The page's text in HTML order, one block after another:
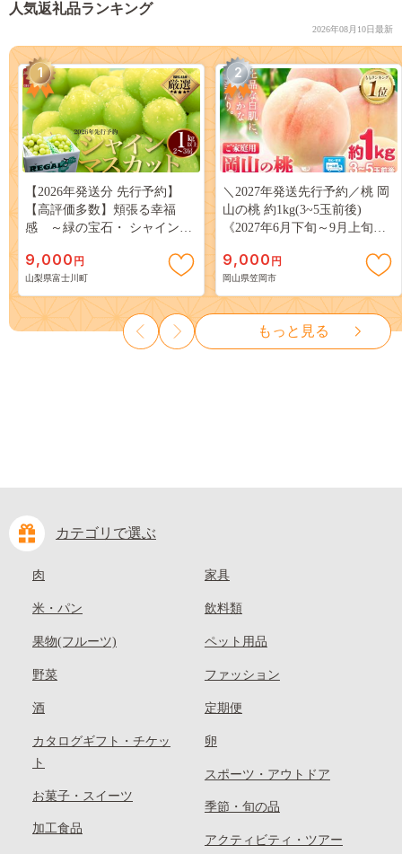
人気返礼品ランキング
2026年08月10日最新
1
【2026年発送分 先行予約】
【高評価多数】頬張る幸福
感 ～緑の宝石・ シャインマ
３房） フルーツ 山梨県産 果
物 くだもの シャイン マスカ
ット ぶどう ブドウ 葡萄 大粒
種なし 先行予約 富士川町
10000円 一万円 9000円 九千円
9,000 円
山梨県富士川町
2
＼2027年発送先行予約／桃 岡
山の桃 約1kg(3~5玉前後)
《2027年6月下旬～9月上旬頃
岡山 はくとう スイーツ フル
ーツ 果物 デザート 旬 モモ も
も 先行予約 送料無料 果物 岡
山県 笠岡市 清水白桃 白鳳 白
麗 クール便---
kasaoka_zsy_419_100---
9,000 円
岡山県笠岡市
もっと見る
カテゴリで選ぶ
肉
米・パン
果物(フルーツ)
野菜
酒
カタログギフト・チケッ
ト
お菓子・スイーツ
加工食品
家具
飲料類
ペット用品
ファッション
定期便
卵
スポーツ・アウトドア
季節・旬の品
アクティビティ・ツアー